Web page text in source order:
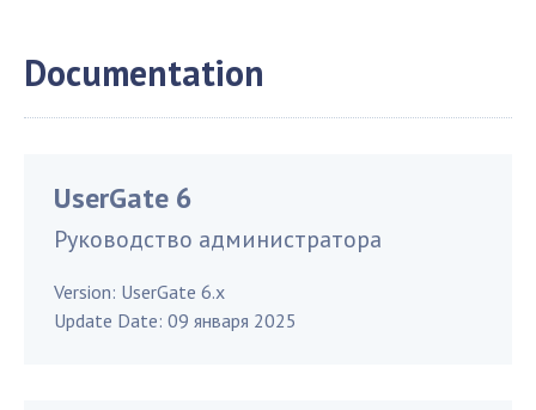
Documentation
UserGate 6
Руководство администратора
Version: UserGate 6.x
Update Date: 09 января 2025